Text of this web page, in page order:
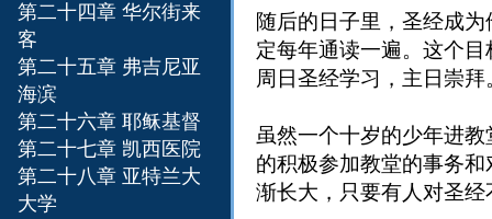
随后的日子里，圣经成
定每年通读一遍。这个
周日圣经学习，主日崇
虽然一个十岁的少年进
的积极参加教堂的事务
渐长大，只要有人对圣
第二十四章 华尔街来
客
第二十五章 弗吉尼亚
海滨
第二十六章 耶稣基督
第二十七章 凯西医院
第二十八章 亚特兰大
大学